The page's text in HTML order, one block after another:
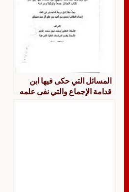
المسائل التي حكى فيها ابن
قدامة الإجماع والتي نفى علمه